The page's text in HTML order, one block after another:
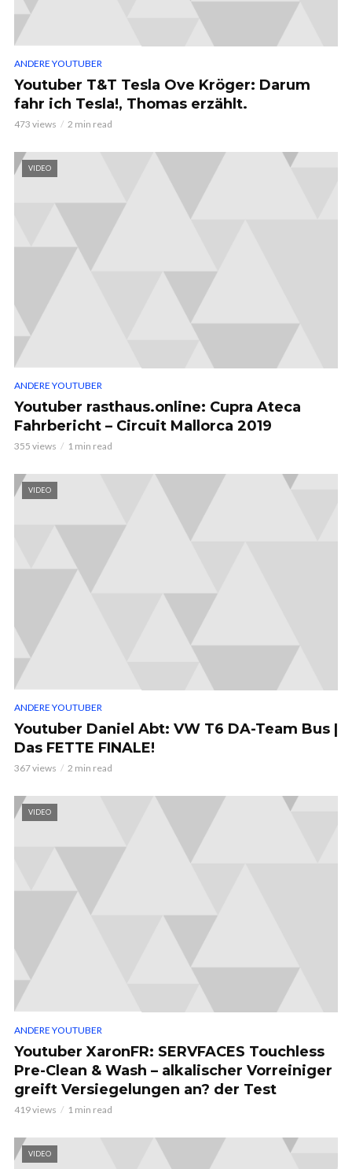
ANDERE YOUTUBER
Youtuber T&T Tesla Ove Kröger: Darum
fahr ich Tesla!, Thomas erzählt.
473 views 2 min read
VIDEO
ANDERE YOUTUBER
Youtuber rasthaus.online: Cupra Ateca
Fahrbericht – Circuit Mallorca 2019
355 views 1 min read
VIDEO
ANDERE YOUTUBER
Youtuber Daniel Abt: VW T6 DA-Team Bus |
Das FETTE FINALE!
367 views 2 min read
VIDEO
ANDERE YOUTUBER
Youtuber XaronFR: SERVFACES Touchless
Pre-Clean & Wash – alkalischer Vorreiniger
greift Versiegelungen an? der Test
419 views 1 min read
VIDEO